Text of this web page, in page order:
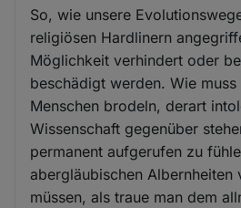
So, wie unsere
religiösen Hardlinern
Möglichkeit verhindert oder
beschädigt werden. Wie muss
Menschen brodeln, derart
Wissenschaft gegenüber
permanent aufgerufen zu
abergläubischen Albernheiten
müssen, als traue man dem